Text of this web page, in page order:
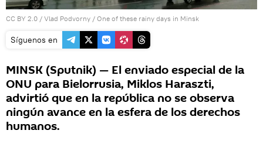
CC BY 2.0 / Vlad Podvorny / One of these rainy days in Minsk
Síguenos en
MINSK (Sputnik) — El enviado especial de la
ONU para Bielorrusia, Miklos Haraszti,
advirtió que en la república no se observa
ningún avance en la esfera de los derechos
humanos.